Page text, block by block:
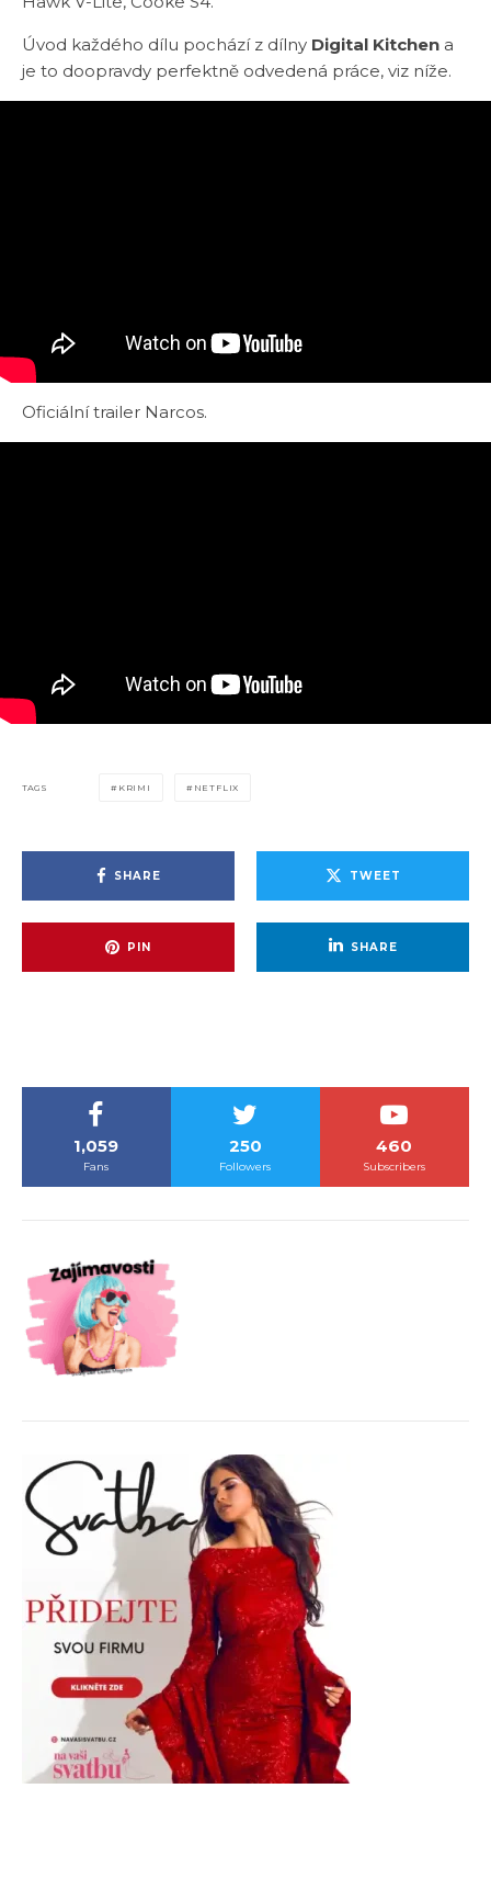
Úvod každého dílu pochází z dílny Digital Kitchen a
je to doopravdy perfektně odvedená práce, viz níže.
Oficiální trailer Narcos.
TAGS KRIMI NETFLIX
SHARE TWEET
PIN SHARE
1,059
Fans
250
Followers
460
Subscribers